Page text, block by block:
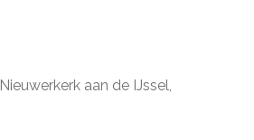
aan de IJssel,